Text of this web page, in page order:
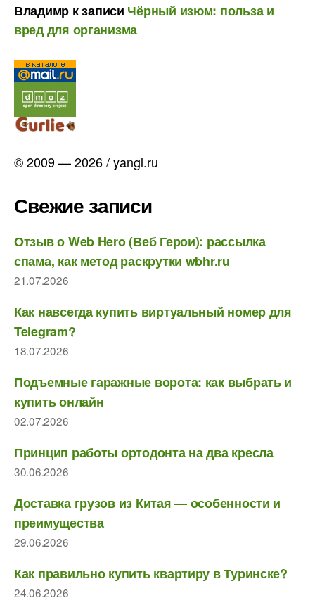
Владимр к записи Чёрный изюм: польза и
вред для организма
© 2009 — 2026 / yangl.ru
Свежие записи
Отзыв о Web Hero (Веб Герои): рассылка
спама, как метод раскрутки wbhr.ru
21.07.2026
Как навсегда купить виртуальный номер для
Telegram?
18.07.2026
Подъемные гаражные ворота: как выбрать и
купить онлайн
02.07.2026
Принцип работы ортодонта на два кресла
30.06.2026
Доставка грузов из Китая — особенности и
преимущества
29.06.2026
Как правильно купить квартиру в Туринске?
24.06.2026